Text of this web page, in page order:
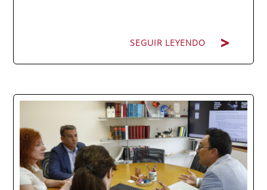
SEGUIR LEYENDO
La promoción 2025/2026 de ENAE Business
School se convirtió en una de las más
internacionales de la historia de la escuela
en una ceremonia celebrada en Murcia
con 44 grados y más de 600 asistentes.
Ricardo Navarro, vicepresidente senior de